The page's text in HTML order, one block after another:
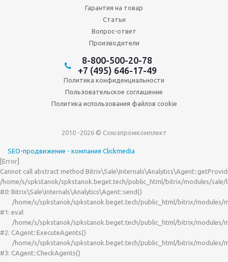
Гарантия на товар
Статьи
Вопрос-ответ
Производители
8-800-500-20-78
+7 (495) 646-17-49
Политика конфиденциальности
Пользовательское соглашение
Политика использования файлов cookie
2010 -2026 © Союзпромкомплект
SEO-продвижение - компания Clickmedia
[Error]
Cannot call abstract method
/home/s/spkstanok/spkstanok.beget.tech/public_html/bitrix/modules/sale/
#0: Bitrix\Sale\Internals\Analytics\Agent::send()
#1: eval
#2: CAgent::ExecuteAgents()
#3: CAgent::CheckAgents()